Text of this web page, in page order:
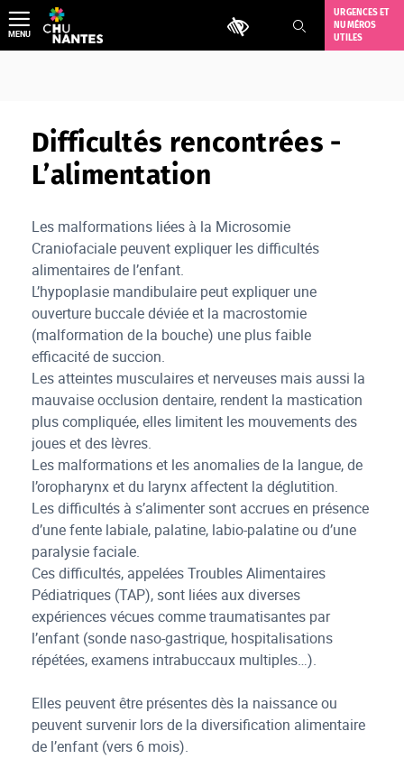
Aller
au
contenu
Outils d'accessibilité
URGENCES ET
NUMÉROS
UTILES
MENU
Difficultés rencontrées -
L’alimentation
Les malformations liées à la Microsomie
Craniofaciale peuvent expliquer les difficultés
alimentaires de l’enfant.
L’hypoplasie mandibulaire peut expliquer une
ouverture buccale déviée et la macrostomie
(malformation de la bouche) une plus faible
efficacité de succion.
Les atteintes musculaires et nerveuses mais aussi la
mauvaise occlusion dentaire, rendent la mastication
plus compliquée, elles limitent les mouvements des
joues et des lèvres.
Les malformations et les anomalies de la langue, de
l’oropharynx et du larynx affectent la déglutition.
Les difficultés à s’alimenter sont accrues en présence
d’une fente labiale, palatine, labio-palatine ou d’une
paralysie faciale.
Ces difficultés, appelées Troubles Alimentaires
Pédiatriques (TAP), sont liées aux diverses
expériences vécues comme traumatisantes par
l’enfant (sonde naso-gastrique, hospitalisations
répétées, examens intrabuccaux multiples…).
Elles peuvent être présentes dès la naissance ou
peuvent survenir lors de la diversification alimentaire
de l’enfant (vers 6 mois).